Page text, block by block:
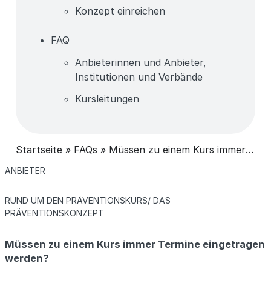
Konzept einreichen
FAQ
Anbieterinnen und Anbieter,
Institutionen und Verbände
Kursleitungen
Startseite» FAQs » Müssen zu einem Kurs immer Termine eingetragen werden?
KATEGORIEN
ANBIETER
KATEGORIEN
RUND UM DEN PRÄVENTIONSKURS/ DAS
PRÄVENTIONSKONZEPT
Müssen zu einem Kurs immer Termine eingetragen
werden?